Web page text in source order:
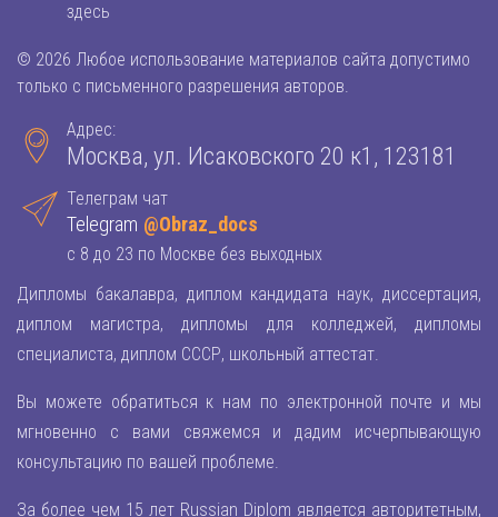
здесь
© 2026 Любое использование материалов сайта допустимо
только с письменного разрешения авторов.
Адрес:
Москва, ул. Исаковского 20 к1, 123181
Телеграм чат
Telegram @Obraz_docs
с 8 до 23 по Москве без выходных
Дипломы бакалавра, диплом кандидата наук, диссертация,
диплом магистра, дипломы для колледжей, дипломы
специалиста, диплом СССР, школьный аттестат.
Вы можете обратиться к нам по электронной почте и мы
мгновенно с вами свяжемся и дадим исчерпывающую
консультацию по вашей проблеме.
За более чем 15 лет Russian Diplom является авторитетным,